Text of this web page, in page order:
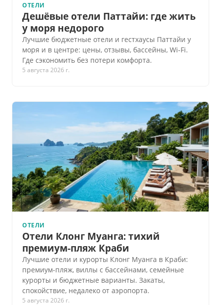
ОТЕЛИ
Дешёвые отели Паттайи: где жить
у моря недорого
Лучшие бюджетные отели и гестхаусы Паттайи у
моря и в центре: цены, отзывы, бассейны, Wi-Fi.
Где сэкономить без потери комфорта.
5 августа 2026 г.
ОТЕЛИ
Отели Клонг Муанга: тихий
премиум-пляж Краби
Лучшие отели и курорты Клонг Муанга в Краби:
премиум-пляж, виллы с бассейнами, семейные
курорты и бюджетные варианты. Закаты,
спокойствие, недалеко от аэропорта.
5 августа 2026 г.